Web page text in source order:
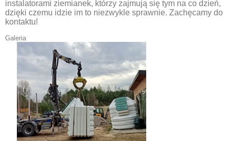
instalatorami ziemianek, którzy zajmują się tym na co dzień,
dzięki czemu idzie im to niezwykle sprawnie. Zachęcamy do
kontaktu!
Galeria